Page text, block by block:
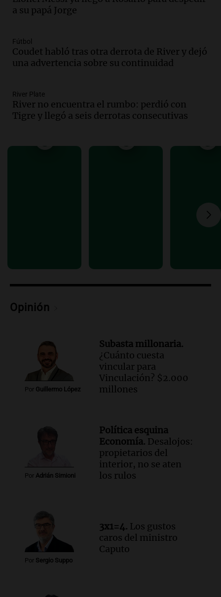
Audio.Una nutricionista derribó el mito
conviene priorizar
Una mañana para todos
Episodios
Episodios
contra el tiempo: necesita un trasplante
Una mañana para todos
Audio.
Panorama Federal
Episodios
a su papá Jorge
Fútbol
Coudet habló tras otra derrota de River y dejó
una advertencia sobre su continuidad
River Plate
River no encuentra el rumbo: perdió con
Tigre y llegó a seis derrotas consecutivas
Opinión
Por Guillermo López
Subasta millonaria.
¿Cuánto cuesta
vincular para
Vinculación? $2.000
millones
Por Adrián Simioni
Política esquina
Economía. Desalojos:
propietarios del
interior, no se aten
los rulos
Por Sergio Suppo
3x1=4. Los gustos
caros del ministro
Caputo